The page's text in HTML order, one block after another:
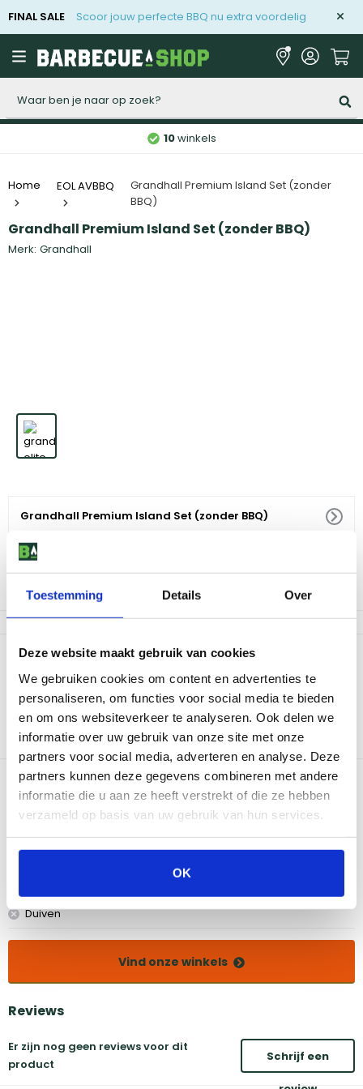
Toestemming Details Over
Deze website maakt gebruik van cookies
We gebruiken cookies om content en advertenties te
personaliseren, om functies voor social media te bieden
en om ons websiteverkeer te analyseren. Ook delen we
informatie over uw gebruik van onze site met onze
partners voor social media, adverteren en analyse. Deze
partners kunnen deze gegevens combineren met andere
informatie die u aan ze heeft verstrekt of die ze hebben
verzameld op basis van uw gebruik van hun services.
OK
FINAL SALE Scoor jouw perfecte BBQ nu extra voordelig
10winkels
Home EOL AVBBQ
Grandhall Premium Island Set (zonder
BBQ)
Grandhall Premium Island Set (zonder BBQ)
Merk: Grandhall
Grandhall Premium Island Set (zonder BBQ)
549
Niet op voorraad
Productomschrijving
De handige set voor jouw inbouwbarbecue. Plaats jouw
Grandhall of andere inbouwbarbecue in het middelste gedeelte
en je hebt een complete buitenkeuken. De set bestaat uit kastjes
met meer dan genoeg opbergruimte en een zijbrander. Op de
zijbrander kan je bijvoorbeeld een soep of saus verwarmen.
Bekijk dit product in onze winkels
Amsterdam
Doetinchem
Duiven
Eindhoven
Utrecht
Vind onze winkels
Reviews
Er zijn nog geen reviews voor dit
product
Schrijf een